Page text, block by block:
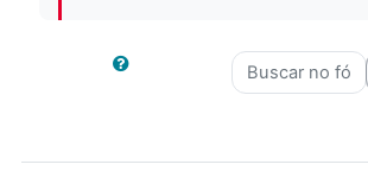
Buscar no fórum